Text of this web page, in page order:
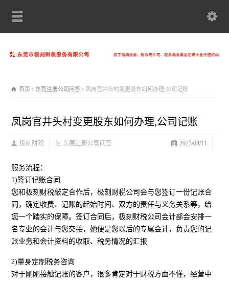
首页 东莞注册公司问答 凤岗官井头村变更股东如何办理,公司记账
凤岗官井头村变更股东如何办理,公司记账
2023/03/11
极刻财税 东莞注册公司问答
服务流程：
1)签订记账合同
您和极刻财税敲定合作后，极刻财税公司会与您签订一份记账合
同，确定收费、记账的起始时间、双方的责任与义务关系等，给
您一个踏实的保障。签订合同后，极刻财税公司会计部会安排一
名专业的会计与您交接，她便是您以后的专属会计，负责您的记
账业务和会计资料的收取、税务情况的汇报
2)量身定制税务咨询
对于刚刚接触记账的客户，很多肯定对于财税方面不懂，经营中